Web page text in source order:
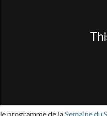
le programme de laSemaine du